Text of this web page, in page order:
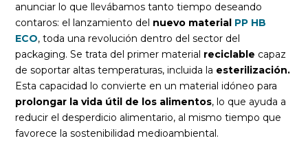
anunciar lo que llevábamos tanto tiempo deseando
contaros: el lanzamiento del nuevo material PP HB
ECO, toda una revolución dentro del sector del
packaging. Se trata del primer material reciclable capaz
de soportar altas temperaturas, incluida la esterilización.
Esta capacidad lo convierte en un material idóneo para
prolongar la vida útil de los alimentos, lo que ayuda a
reducir el desperdicio alimentario, al mismo tiempo que
favorece la sostenibilidad medioambiental.